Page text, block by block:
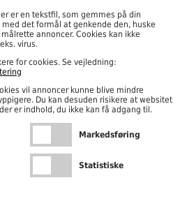
er en tekstfil, som gemmes på din
det formål at genkende den, huske
annoncer. Cookies kan ikke
virus.
for cookies. Se vejledning:
vil annoncer kunne blive mindre
Du kan desuden risikere at websitet
er indhold, du ikke kan få adgang til.
Markedsføring
Statistiske